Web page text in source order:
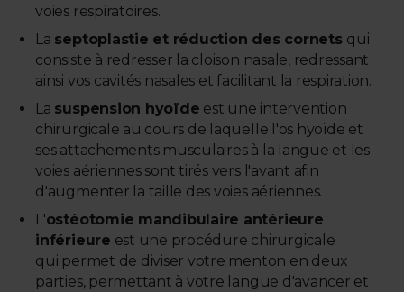
voies respiratoires.
La septoplastie et réduction des cornets qui
consiste à redresser la cloison nasale, redressant
ainsi vos cavités nasales et facilitant la respiration.
La suspension hyoïde est une intervention
chirurgicale au cours de laquelle l'os hyoïde et
ses attachements musculaires à la langue et les
voies aériennes sont tirés vers l'avant afin
d'augmenter la taille des voies aériennes.
L'ostéotomie mandibulaire antérieure
inférieure est une procédure chirurgicale
qui permet de diviser votre menton en deux
parties, permettant à votre langue d'avancer et